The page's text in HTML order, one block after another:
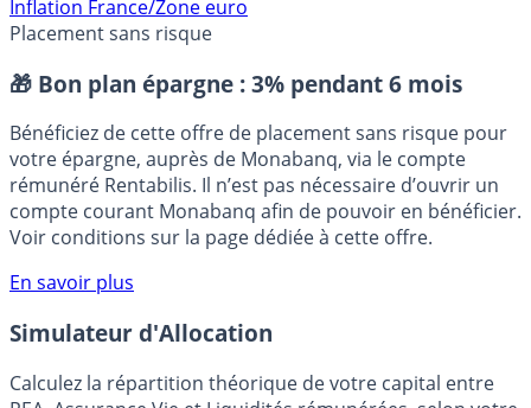
⭐️ Suivre sur Google
Placement sans risque
🎁 Bon plan épargne : 3% pendant 6 mois
Bénéficiez de cette offre de placement sans risque pour
votre épargne, auprès de Monabanq, via le compte
rémunéré Rentabilis. Il n’est pas nécessaire d’ouvrir un
Voir conditions sur la page dédiée à cette offre.
En savoir plus
Simulateur d'Allocation